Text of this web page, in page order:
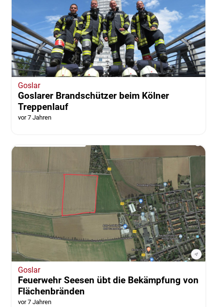
Goslar
Goslarer Brandschützer beim Kölner
Treppenlauf
vor 7 Jahren
Goslar
Feuerwehr Seesen übt die Bekämpfung von
Flächenbränden
vor 7 Jahren